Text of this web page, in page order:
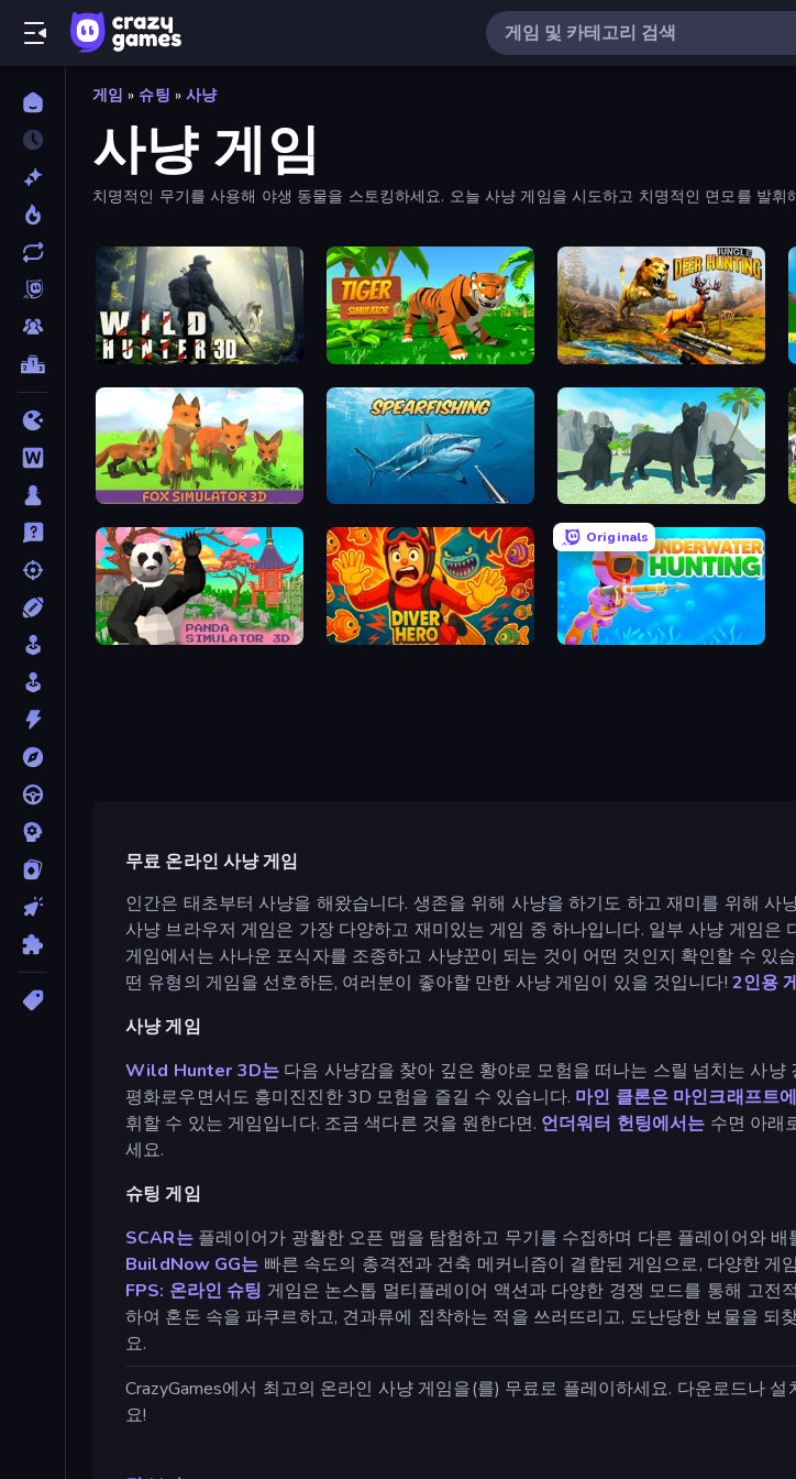
게임 » 슈팅 » 사냥
사냥 게임
치명적인 무기를 사용해 야생 동물을 스토킹하세요. 오늘 사냥 게임을 시도하고 치명적인 면모를 발휘
Wild Hunter 3D Tiger Simulator 3D Jungle Deer Hunting
Fox Simulator 3D Panther Family Simulator 3D
Panda Simulator 3D Diver Hero
Originals
Underwater Hunting
무료 온라인 사냥 게임
인간은 태초부터 사냥을 해왔습니다. 생존을 위해 사냥을 하기도 하고 재미를 위해
사냥 브라우저 게임은 가장 다양하고 재미있는 게임 중 하나입니다. 일부 사냥 게임
게임에서는 사나운 포식자를 조종하고 사냥꾼이 되는 것이 어떤 것인지 확인할 수 있
떤 유형의 게임을 선호하든, 여러분이 좋아할 만한 사냥 게임이 있을 것입니다! 2인용
사냥 게임
Wild Hunter 3D는다음 사냥감을 찾아 깊은 황야로 모험을 떠나는 스릴 넘치는 사냥
평화로우면서도 흥미진진한 3D 모험을 즐길 수 있습니다. 마인 클론은 마인크래프트
휘할 수 있는 게임입니다. 조금 색다른 것을 원한다면. 언더워터 헌팅에서는 수면 아래
세요.
슈팅 게임
SCAR는플레이어가 광활한 오픈 맵을 탐험하고 무기를 수집하며 다른 플레이어와
BuildNow GG는 빠른 속도의 총격전과 건축 메커니즘이 결합된 게임으로, 다양한
FPS: 온라인 슈팅 게임은 논스톱 멀티플레이어 액션과 다양한 경쟁 모드를 통해 고
하여 혼돈 속을 파쿠르하고, 견과류에 집착하는 적을 쓰러뜨리고, 도난당한 보물을 되
요.
CrazyGames에서 최고의 온라인 사냥 게임을(를) 무료로 플레이하세요. 다운로드나
요!